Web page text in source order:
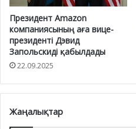
Президент Amazon
компаниясының аға вице-
президенті Дэвид
Запольскиді қабылдады
22.09.2025
Жаңалықтар